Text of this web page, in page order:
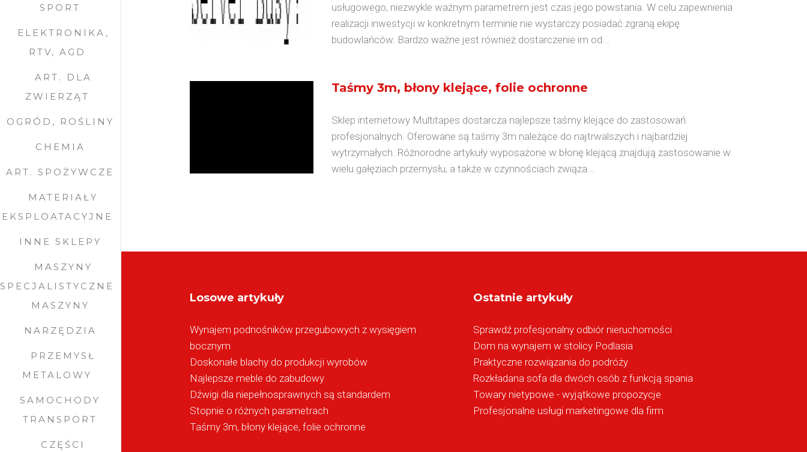
SPORT
ELEKTRONIKA,
RTV, AGD
ART. DLA
ZWIERZĄT
OGRÓD, ROŚLINY
CHEMIA
ART. SPOŻYWCZE
MATERIAŁY
EKSPLOATACYJNE
INNE SKLEPY
MASZYNY
SPECJALISTYCZNE
MASZYNY
NARZĘDZIA
PRZEMYSŁ
METALOWY
SAMOCHODY
TRANSPORT
CZĘŚCI
usługowego, niezwykle ważnym parametrem jest czas jego powstania. W celu zapewnienia
realizacji inwestycji w konkretnym terminie nie wystarczy posiadać zgraną ekipę
budowlańców. Bardzo ważne jest również dostarczenie im od...
Taśmy 3m, błony klejące, folie ochronne
Sklep internetowy Multitapes dostarcza najlepsze taśmy klejące do zastosowań
profesjonalnych. Oferowane są taśmy 3m należące do najtrwalszych i najbardziej
wytrzymałych. Różnorodne artykuły wyposażone w błonę klejącą znajdują zastosowanie w
wielu gałęziach przemysłu, a także w czynnościach związa...
Losowe artykuły
Wynajem podnośników przegubowych z wysięgiem
bocznym
Doskonałe blachy do produkcji wyrobów
Najlepsze meble do zabudowy
Dźwigi dla niepełnosprawnych są standardem
Stopnie o różnych parametrach
Taśmy 3m, błony klejące, folie ochronne
Ostatnie artykuły
Sprawdź profesjonalny odbiór nieruchomości
Dom na wynajem w stolicy Podlasia
Praktyczne rozwiązania do podróży
Rozkładana sofa dla dwóch osób z funkcją spania
Towary nietypowe - wyjątkowe propozycje
Profesjonalne usługi marketingowe dla firm